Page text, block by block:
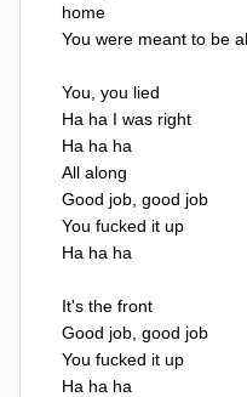
home
You were meant to be
You you lied
Ha ha I was right
Ha ha ha
All along
Good job good job
You fucked it up
Ha ha ha
It's the front
Good job good job
You fucked it up
Ha ha ha